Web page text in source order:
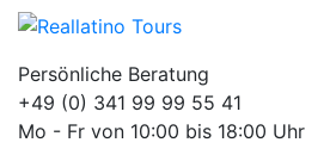
Persönliche Beratung
+49 (0) 341 99 99 55 41
Mo - Fr von 10:00 bis 18:00 Uhr